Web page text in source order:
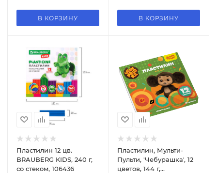
В КОРЗИНУ В КОРЗИНУ
Пластилин 12 цв.
BRAUBERG KIDS, 240 г,
со стеком, 106436
Пластилин, Мульти-
Пульти, 'Чебурашка', 12
цветов, 144 г,